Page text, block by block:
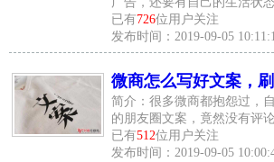
已有726位用户关注
发布时间：2019-09-05
微商怎么写好文案，
简介：很多微商都抱怨过，
的朋友圈文案，竟然没有评
已有512位用户关注
发布时间：2019-09-05